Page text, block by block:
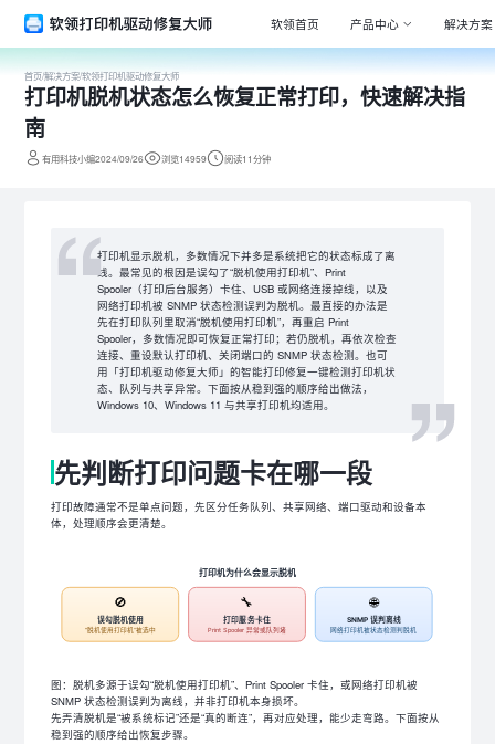
软领首页 产品中心
Windows
专注清理
解决方案
首页/解决方案/软领打印机驱动修复大师
打印机脱机状态怎么恢复正常打印，快速解决指
南
有用科技小编2024/09/26 浏览14959 阅读11分钟
打印机显示脱机，多数情况下并多是系统把它的状态标成了离
线。最常见的根因是误勾了“脱机使用打印机”、Print
Spooler（打印后台服务）卡住、USB 或网络连接掉线，以及
网络打印机被 SNMP 状态检测误判为脱机。最直接的办法是
先在打印队列里取消“脱机使用打印机”，再重启 Print
Spooler，多数情况即可恢复正常打印；若仍脱机，再依次检查
连接、重设默认打印机、关闭端口的 SNMP 状态检测。也可
用「打印机驱动修复大师」的智能打印修复一键检测打印机状
态、队列与共享异常。下面按从稳到强的顺序给出做法，
Windows 10、Windows 11 与共享打印机均适用。
先判断打印问题卡在哪一段
打印故障通常不是单点问题，先区分任务队列、共享网络、端口驱动和设备本
体，处理顺序会更清楚。
打印机为什么会显示脱机
🚫
误勾脱机使用
“脱机使用打印机”被选中
🔧
打印服务卡住
Print Spooler 异常或队列堵
🌐
SNMP 误判离线
网络打印机被状态检测判脱机
图：脱机多源于误勾“脱机使用打印机”、Print Spooler 卡住，或网络打印机被
SNMP 状态检测误判为离线，并非打印机本身损坏。
先弄清脱机是“被系统标记”还是“真的断连”，再对应处理，能少走弯路。下面按从
稳到强的顺序给出恢复步骤。